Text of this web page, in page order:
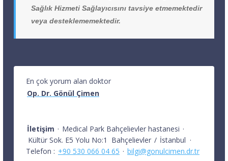
Sağlık Hizmeti Sağlayıcısını tavsiye etmemektedir
veya desteklememektedir.
En çok yorum alan doktor
Op. Dr. Gönül Çimen
İletişim · Medical Park Bahçelievler hastanesi ·
Kültür Sok. E5 Yolu No:1
Bahçelievler / İstanbul ·
Telefon : +90 530 066 04 65 · bilgi@gonulcimen.dr.tr